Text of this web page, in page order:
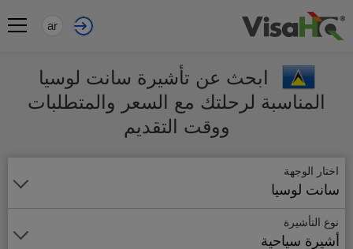
ar
ابحث عن تأشيرة سانت لوسيا
المناسبة لرحلتك مع السعر والمتطلبات
ووقت التقديم
اختار الوجهة
سانت لوسيا
نوع التأشيرة
أشيرة سياحية